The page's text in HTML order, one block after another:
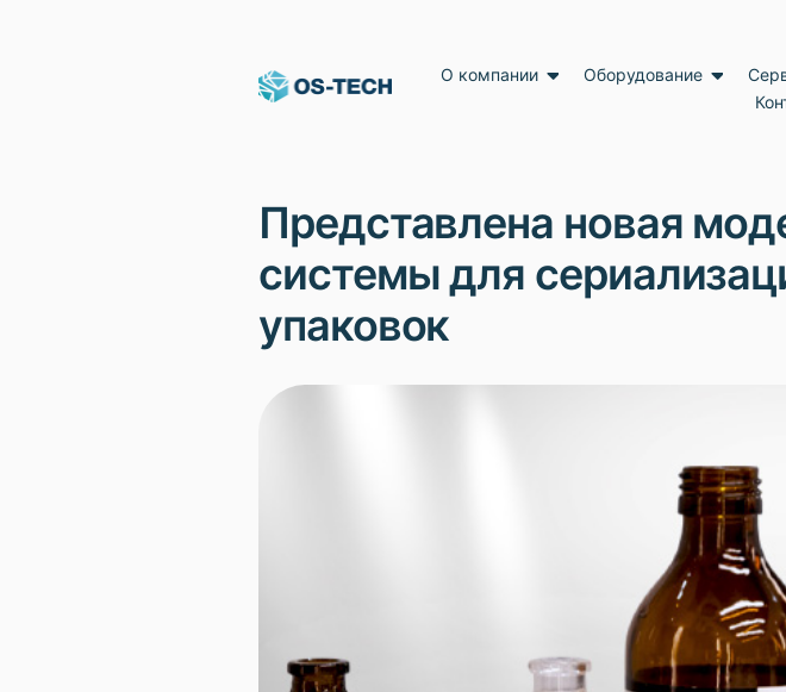
О компании Оборудование
Представлена новая
системы для
упаковок